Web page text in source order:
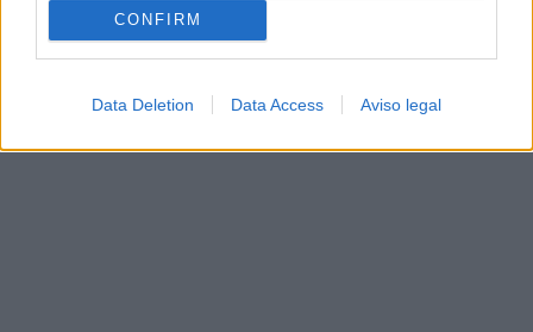
CONFIRM
Data Deletion Data Access Aviso legal